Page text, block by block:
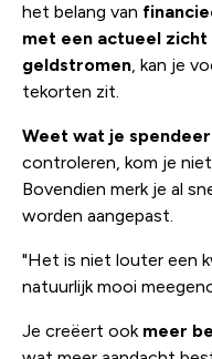
het belang van
met een actueel zicht
geldstromen, kan je
tekorten zit.
Weet wat je
controleren, kom je
Bovendien merk je al
worden aangepast.
"Het is niet louter een
natuurlijk mooi
Je creëert ook meer